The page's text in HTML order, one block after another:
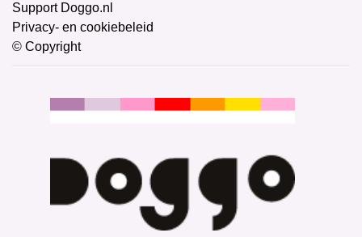
Support Doggo.nl
Privacy- en cookiebeleid
© Copyright